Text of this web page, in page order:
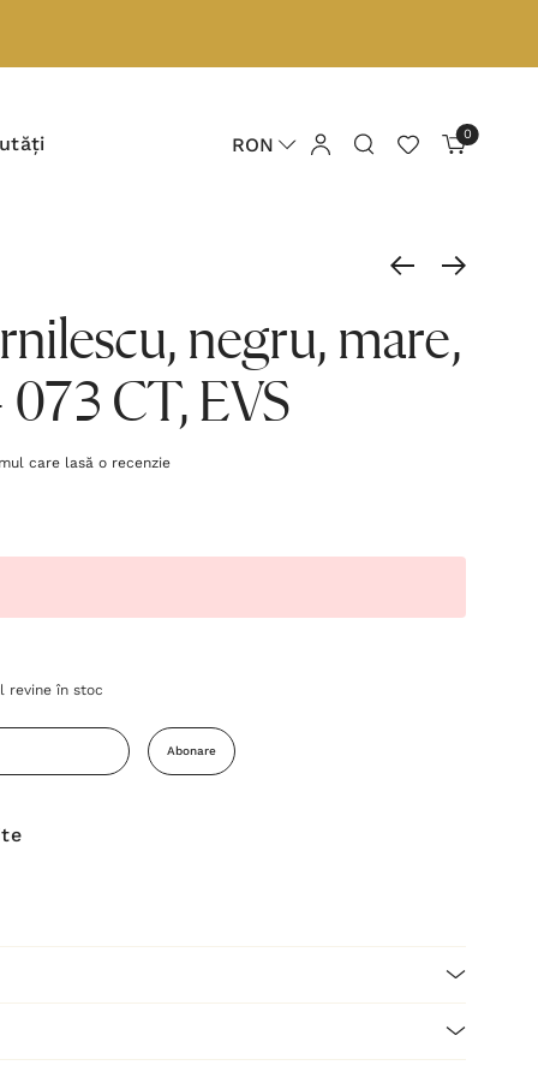
RON 0
negru, mare,
CT, EVS
care lasă o recenzie
revine în stoc
Abonare